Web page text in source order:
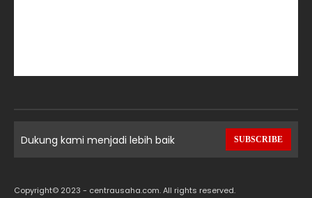
Dukung kami menjadi lebih baik SUBSCRIBE
Copyright© 2023 - centrausaha.com. All rights reserved.